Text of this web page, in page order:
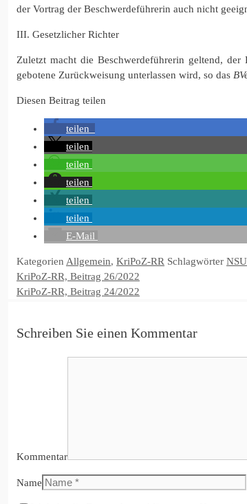
der Vortrag der Beschwerdeführerin auch nicht
III. Gesetzlicher Richter
Zuletzt macht die Beschwerdeführerin geltend,
gebotene Zurückweisung unterlassen wird, so das
Diesen Beitrag teilen
teilen
teilen
teilen
teilen
teilen
teilen
E-Mail
Kategorien Allgemein, KriPoZ-RR Schlagwörter NSU
KriPoZ-RR, Beitrag 26/2022
KriPoZ-RR, Beitrag 24/2022
Schreiben Sie einen Kommentar
Kommentar
Name